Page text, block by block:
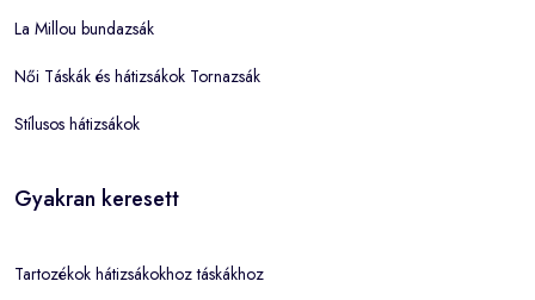
La Millou bundazsák
Női Táskák és hátizsákok Tornazsák
Stílusos hátizsákok
Gyakran keresett
Tartozékok hátizsákokhoz táskákhoz